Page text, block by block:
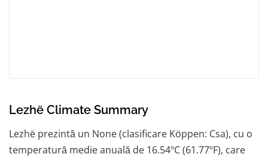
Lezhë Climate Summary
Lezhë prezintă un None (clasificare Köppen: Csa), cu o
temperatură medie anuală de 16.54ºC (61.77ºF), care